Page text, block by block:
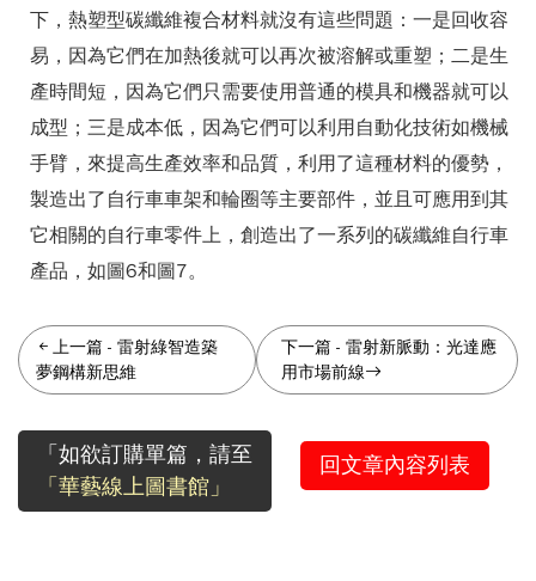
下，熱塑型碳纖維複合材料就沒有這些問題：一是回收容
易，因為它們在加熱後就可以再次被溶解或重塑；二是生
產時間短，因為它們只需要使用普通的模具和機器就可以
成型；三是成本低，因為它們可以利用自動化技術如機械
手臂，來提高生產效率和品質，利用了這種材料的優勢，
製造出了自行車車架和輪圈等主要部件，並且可應用到其
它相關的自行車零件上，創造出了一系列的碳纖維自行車
產品，如圖6和圖7。
上一篇 - 雷射綠智造築
夢鋼構新思維
下一篇 -雷射新脈動：光達應
用市場前線
「如欲訂購單篇，請至
「華藝線上圖書館」
回文章內容列表